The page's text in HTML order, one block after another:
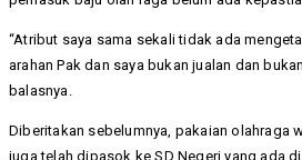
“Atribut saya sama sekali tidak ada
arahan Pak dan saya bukan jualan dan
balasnya.
Diberitakan sebelumnya, pakaian olahraga
juga telah dipasok ke SD Negeri yang ada